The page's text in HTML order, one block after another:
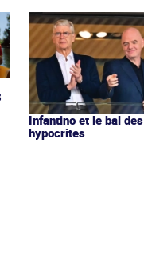
Infantino et le bal des
hypocrites